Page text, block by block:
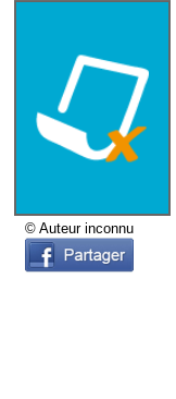
© Auteur inconnu